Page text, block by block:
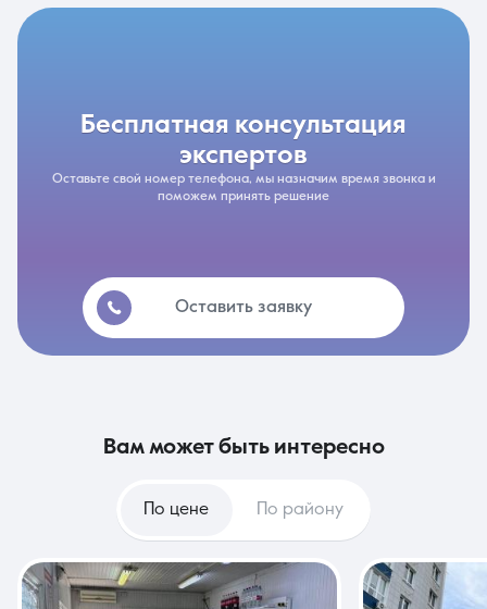
бесплатная консультация
экспертов
Оставьте свой номер телефона, мы назначим время звонка и
поможем принять решение
Оставить заявку
вам может быть интересно
По цене По району